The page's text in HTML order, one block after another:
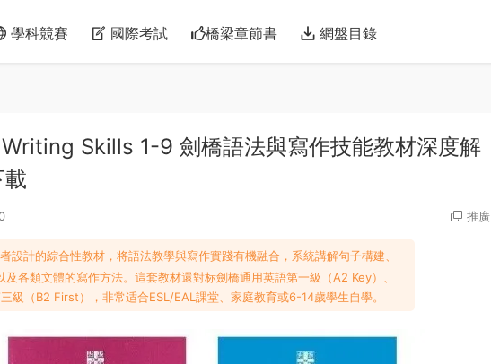
學科競賽 國際考試 橋梁章節書 網盤目錄
Skills 1-9 劍橋語法與寫作技能教材深度解
推廣
設計的綜合性教材，将語法教學與寫作實踐有機融合，系統講解句子構建、
各類文體的寫作方法。這套教材還對标劍橋通用英語第一級（A2 Key）、
級（B2 First），非常适合ESL/EAL課堂、家庭教育或6-14歲學生自學。